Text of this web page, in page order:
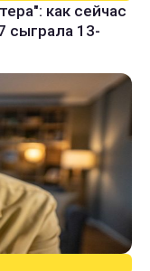
как сейчас
сыграла 13-